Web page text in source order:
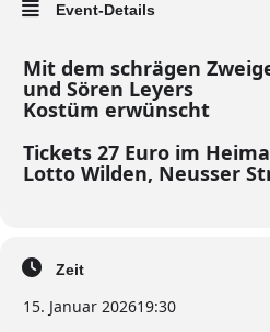
Event-Details
Mit dem schrägen
und Sören Leyers
Kostüm erwünscht
Tickets 27 Euro im
Lotto Wilden, Neusser
Zeit
15. Januar 202619:30